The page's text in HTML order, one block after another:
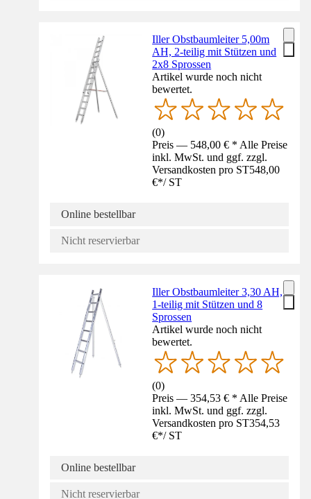
Iller Obstbaumleiter 5,00m
AH, 2-teilig mit Stützen und
2x8 Sprossen
Artikel wurde noch nicht
bewertet.
(0)
Preis — 548,00 € * Alle Preise
inkl. MwSt. und ggf. zzgl.
Versandkosten pro ST548,00
€*/ ST
Online bestellbar
Nicht reservierbar
Iller Obstbaumleiter 3,30 AH,
1-teilig mit Stützen und 8
Sprossen
Artikel wurde noch nicht
bewertet.
(0)
Preis — 354,53 € * Alle Preise
inkl. MwSt. und ggf. zzgl.
Versandkosten pro ST354,53
€*/ ST
Online bestellbar
Nicht reservierbar